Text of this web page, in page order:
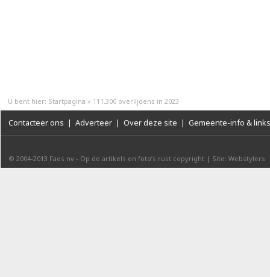
U bent hier: Startpagina » 111.300 overlijdens in 2023
Contacteer ons | Adverteer | Over deze site | Gemeente-info & links
© 2004-2013 Faes nv - Op de artikels en foto’s rust copyright | Site: Webstylers